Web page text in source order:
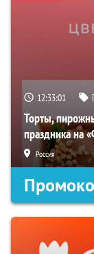
12:33:00
Торты,
праздника на
Россия